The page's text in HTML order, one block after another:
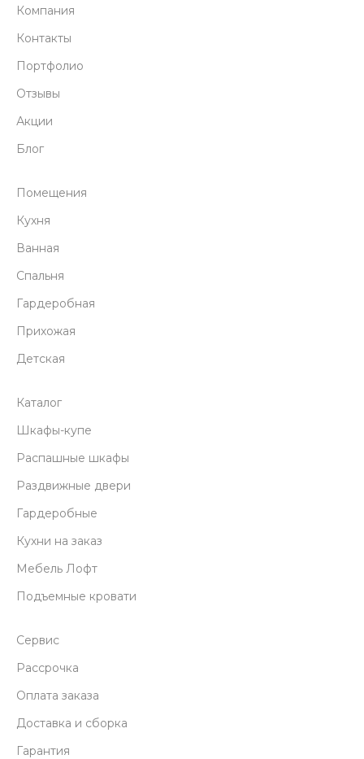
Компания
Контакты
Портфолио
Отзывы
Акции
Блог
Помещения
Кухня
Ванная
Спальня
Гардеробная
Прихожая
Детская
Каталог
Шкафы-купе
Распашные шкафы
Раздвижные двери
Гардеробные
Кухни на заказ
Мебель Лофт
Подъемные кровати
Сервис
Рассрочка
Оплата заказа
Доставка и сборка
Гарантия